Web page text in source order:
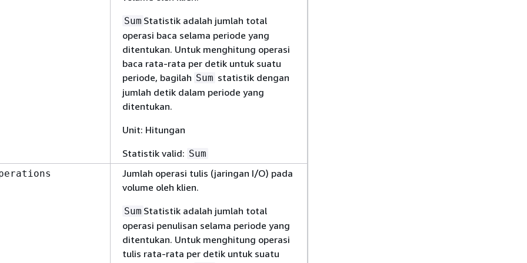
Sum Statistik adalah jumlah total
operasi baca selama periode yang
ditentukan. Untuk menghitung operasi
baca rata-rata per detik untuk suatu
periode, bagilah Sum statistik dengan
jumlah detik dalam periode yang
ditentukan.
Unit: Hitungan
Statistik valid: Sum
Jumlah operasi tulis (jaringan I/O) pada
volume oleh klien.
Sum Statistik adalah jumlah total
operasi penulisan selama periode yang
ditentukan. Untuk menghitung operasi
tulis rata-rata per detik untuk suatu